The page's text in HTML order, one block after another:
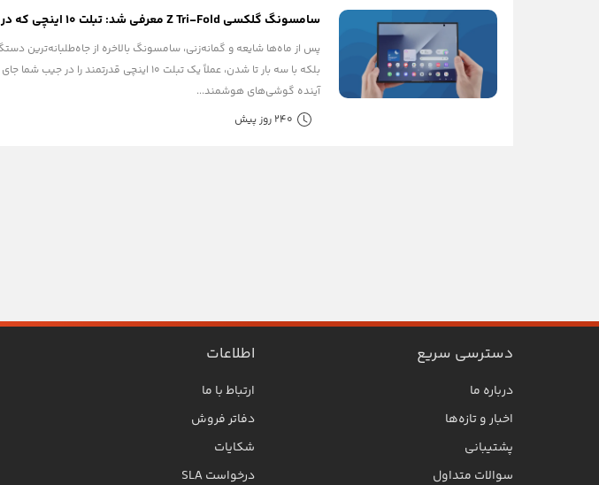
سامسونگ گلکسی Z Tri-Fold معرفی شد: تبلت ۱۰ اینچی که در جیب شما جا می‌شود!
بلکه با سه بار تا شدن، عملاً یک تبلت ۱۰
آینده گوشی‌های هوشمند...
240 روز پیش
دسترسی سریع
درباره ما
اخبار و تازه‌ها
پشتیبانی
سوالات متداول
اطلاعات
ارتباط با ما
دفاتر فروش
شکایات
درخواست SLA